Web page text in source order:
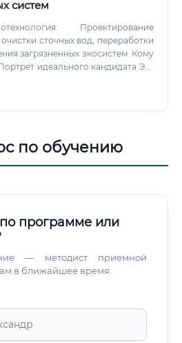
систем
Проектирование
сточных вод, переработки
загрязненных экосистем. Кому
идеального кандидата Эта
по обучению
программе или
— методист приемной
в ближайшее время.